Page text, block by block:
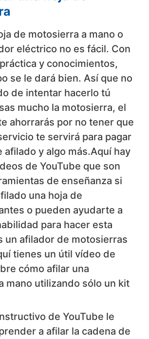
de motosierra a mano o
eléctrico no es fácil. Con
y conocimientos,
se le dará bien. Así que no
de intentar hacerlo tú
mucho la motosierra, el
ahorrarás por no tener que
te servirá para pagar
afilado y algo más.Aquí hay
de YouTube que son
de enseñanza si
una hoja de
o pueden ayudarte a
para hacer esta
un afilador de motosierras
tienes un útil vídeo de
cómo afilar una
mano utilizando sólo un kit
de YouTube le
a afilar la cadena de